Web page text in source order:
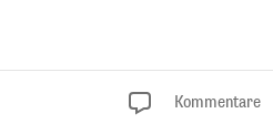
Kommentare